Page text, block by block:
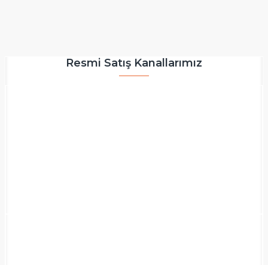
Resmi Satış Kanallarımız